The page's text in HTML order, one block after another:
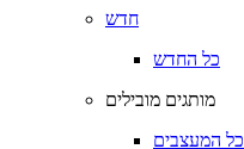
חדש
כל החדש
מותגים מובילים
כל המעצבים